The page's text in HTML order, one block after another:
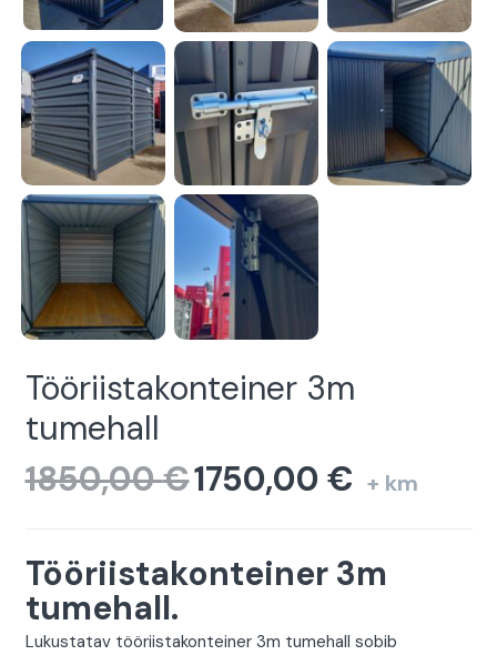
Tööriistakonteiner 3m
tumehall
1850,00€ Algne
1850,00 €.
1750,00 € Current
1750,00 €.
+ km
Tööriistakonteiner 3m
tumehall.
Lukustatav tööriistakonteiner 3m tumehall sobib